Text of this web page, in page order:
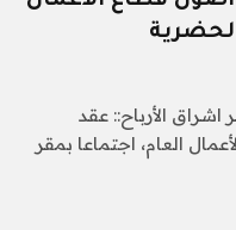
اشراق الأرباح:: عقد
العام، اجتماعا بمقر